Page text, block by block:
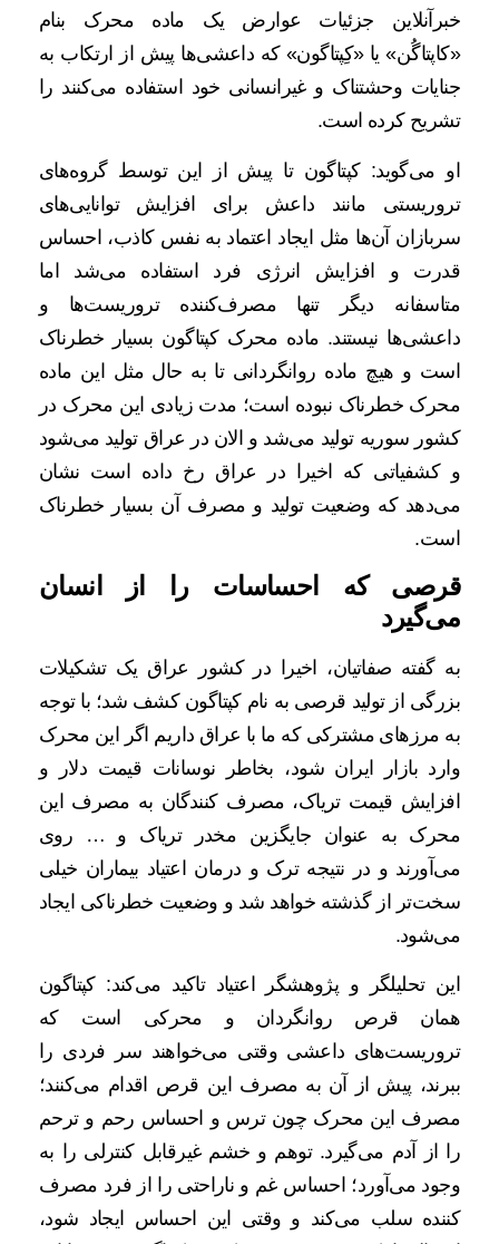
خبرآنلاین جزئیات عوارض یک ماده محرک بنام
«کاپتاگُن» یا «کِپتاگون» که داعشی‌ها پیش از ارتکاب به
جنایات وحشتناک و غیرانسانی خود استفاده می‌کنند را
تشریح کرده است.
او می‌گوید: کپتاگون تا پیش از این توسط گروه‌های
تروریستی مانند داعش برای افزایش توانایی‌های
سربازان آن‌ها مثل ایجاد اعتماد به نفس کاذب، احساس
قدرت و افزایش انرژی فرد استفاده می‌شد اما
متاسفانه دیگر تنها مصرف‌کننده تروریست‌ها و
داعشی‌ها نیستند. ماده محرک کپتاگون بسیار خطرناک
است و هیچ ماده روانگردانی تا به حال مثل این ماده
محرک خطرناک نبوده است؛ مدت زیادی این محرک در
کشور سوریه تولید می‌شد و الان در عراق تولید می‌شود
و کشفیاتی که اخیرا در عراق رخ داده است نشان
می‌دهد که وضعیت تولید و مصرف آن بسیار خطرناک
است.
قرصی که احساسات را از انسان
می‌گیرد
به گفته صفاتیان، اخیرا در کشور عراق یک تشکیلات
بزرگی از تولید قرصی به نام کپتاگون کشف شد؛ با توجه
به مرزهای مشترکی که ما با عراق داریم اگر این محرک
وارد بازار ایران شود، بخاطر نوسانات قیمت دلار و
افزایش قیمت تریاک، مصرف کنندگان به مصرف این
محرک به عنوان جایگزین مخدر تریاک و … روی
می‌آورند و در نتیجه ترک و درمان اعتیاد بیماران خیلی
سخت‌تر از گذشته خواهد شد و وضعیت خطرناکی ایجاد
می‌شود.
این تحلیلگر و پژوهشگر اعتیاد تاکید می‌کند: کپتاگون
همان قرص روانگردان و محرکی است که
تروریست‌های داعشی وقتی می‌خواهند سر فردی را
ببرند، پیش از آن به مصرف این قرص اقدام می‌کنند؛
مصرف این محرک چون ترس و احساس رحم و ترحم
را از آدم می‌گیرد. توهم و خشم غیرقابل کنترلی را به
وجود می‌آورد؛ احساس غم و ناراحتی را از فرد مصرف
کننده سلب می‌کند و وقتی این احساس ایجاد شود،